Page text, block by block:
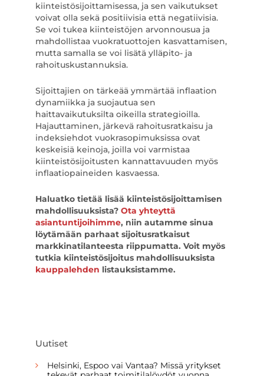
kiinteistösijoittamisessa, ja sen vaikutukset
voivat olla sekä positiivisia että negatiivisia.
Se voi tukea kiinteistöjen arvonnousua ja
mahdollistaa vuokratuottojen kasvattamisen,
mutta samalla se voi lisätä ylläpito- ja
rahoituskustannuksia.
Sijoittajien on tärkeää ymmärtää inflaation
dynamiikka ja suojautua sen
haittavaikutuksilta oikeilla strategioilla.
Hajauttaminen, järkevä rahoitusratkaisu ja
indeksiehdot vuokrasopimuksissa ovat
keskeisiä keinoja, joilla voi varmistaa
kiinteistösijoitusten kannattavuuden myös
inflaatiopaineiden kasvaessa.
Haluatko tietää lisää kiinteistösijoittamisen
mahdollisuuksista? Ota yhteyttä
asiantuntijoihimme, niin autamme sinua
löytämään parhaat sijoitusratkaisut
markkinatilanteesta riippumatta. Voit myös
tutkia kiinteistösijoitus mahdollisuuksista
kauppalehden listauksistamme.
Uutiset
Helsinki, Espoo vai Vantaa? Missä yritykset